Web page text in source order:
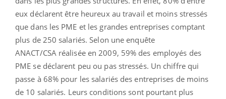
eux déclarent être heureux au travail et moins stressés
que dans les PME et les grandes entreprises comptant
plus de 250 salariés. Selon une enquête
ANACT/CSA réalisée en 2009, 59% des employés des
PME se déclarent peu ou pas stressés. Un chiffre qui
passe à 68% pour les salariés des entreprises de moins
de 10 salariés. Leurs conditions sont pourtant plus